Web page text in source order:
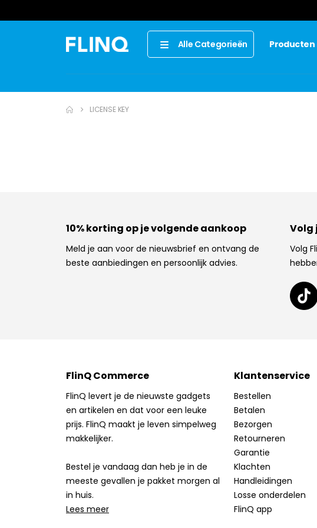
Alle Categorieën Producten
LICENSE KEY
10% korting op je volgende aankoop
Meld je aan voor de nieuwsbrief en ontvang de
beste aanbiedingen en persoonlijk advies.
Volg
Volg
FlinQ Commerce
FlinQ levert je de nieuwste gadgets
en artikelen en dat voor een leuke
prijs. FlinQ maakt je leven simpelweg
makkelijker.
Bestel je vandaag dan heb je in de
meeste gevallen je pakket morgen al
in huis.
Lees meer
Klantenservice
Bestellen
Betalen
Bezorgen
Retourneren
Garantie
Klachten
Handleidingen
Losse onderdelen
FlinQ app